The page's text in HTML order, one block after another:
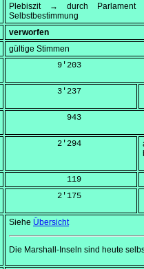
Plebiszit → durch
Selbstbestimmung
verworfen
gültige Stimmen
          9'203
          3'237
            943
          2'294
            119
          2'175
Siehe Übersicht
Die Marshall-Inseln sind heute